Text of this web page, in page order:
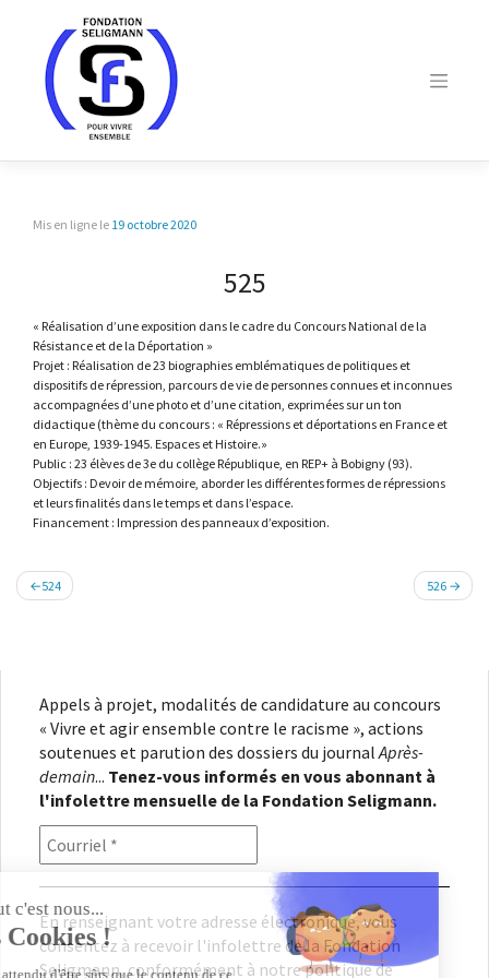
Mis en ligne le 19 octobre 2020
525
« Réalisation d’une exposition dans le cadre du Concours National de la
Résistance et de la Déportation »
Projet : Réalisation de 23 biographies emblématiques de politiques et
dispositifs de répression, parcours de vie de personnes connues et inconnues
accompagnées d’une photo et d’une citation, exprimées sur un ton
didactique (thème du concours : « Répressions et déportations en France et
en Europe, 1939-1945. Espaces et Histoire.»
Public : 23 élèves de 3e du collège République, en REP+ à Bobigny (93).
Objectifs : Devoir de mémoire, aborder les différentes formes de répressions
et leurs finalités dans le temps et dans l’espace.
Financement : Impression des panneaux d’exposition.
Navigation
de
524 526
Appels à projet, modalités de candidature au concours
« Vivre et agir ensemble contre le racisme », actions
soutenues et parution des dossiers du journalAprès-
demain... Tenez-vous informés en vous abonnant à
l'infolettre mensuelle de la Fondation Seligmann.
En renseignant votre adresse électronique, vous
consentez à recevoir l'infolettre de la Fondation
Seligmann, conformément à notrepolitique de